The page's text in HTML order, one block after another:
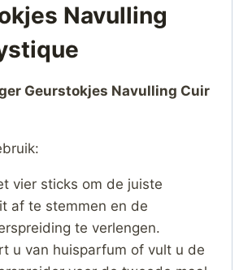
Navulling
Geurstokjes Navulling Cuir
vier sticks om de juiste
af te stemmen en de
te verlengen.
u van huisparfum of vult u de